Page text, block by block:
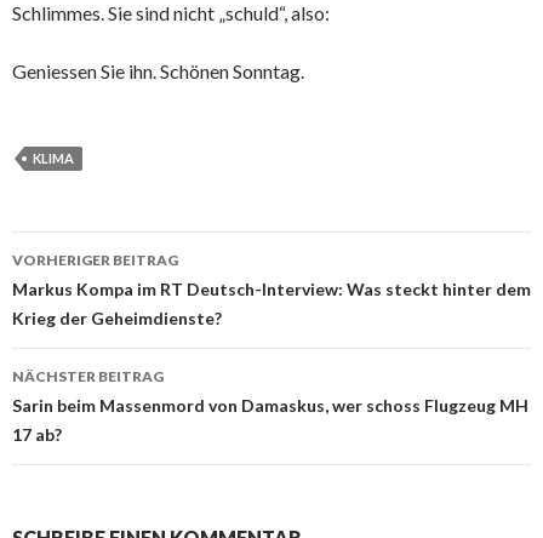
Schlimmes. Sie sind nicht „schuld“, also:
Geniessen Sie ihn. Schönen Sonntag.
KLIMA
Beitrags-
Navigation
VORHERIGER BEITRAG
Markus Kompa im RT Deutsch-Interview: Was steckt hinter dem
Krieg der Geheimdienste?
NÄCHSTER BEITRAG
Sarin beim Massenmord von Damaskus, wer schoss Flugzeug MH
17 ab?